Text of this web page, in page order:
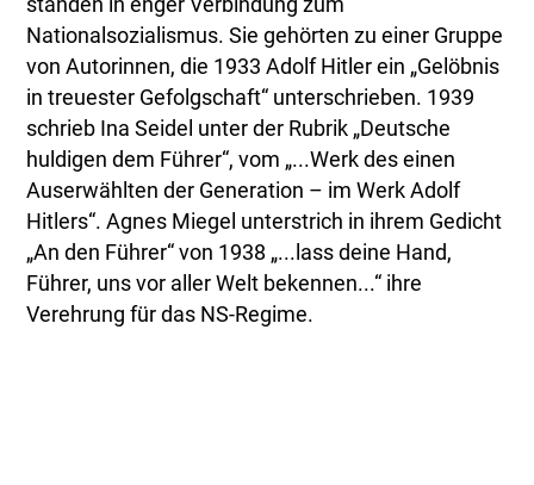
standen in enger Verbindung zum
Nationalsozialismus. Sie gehörten zu einer Gruppe
von Autorinnen, die 1933 Adolf Hitler ein „Gelöbnis
in treuester Gefolgschaft“ unterschrieben. 1939
schrieb Ina Seidel unter der Rubrik „Deutsche
huldigen dem Führer“, vom „...Werk des einen
Auserwählten der Generation – im Werk Adolf
Hitlers“. Agnes Miegel unterstrich in ihrem Gedicht
„An den Führer“ von 1938 „...lass deine Hand,
Führer, uns vor aller Welt bekennen...“ ihre
Verehrung für das NS-Regime.